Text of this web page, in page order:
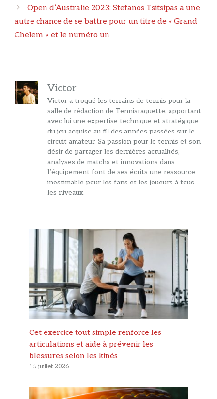
Open d’Australie 2023: Stefanos Tsitsipas a une
autre chance de se battre pour un titre de « Grand
Chelem » et le numéro un
Victor
Victor a troqué les terrains de tennis pour la
salle de rédaction de Tennisraquette, apportant
avec lui une expertise technique et stratégique
du jeu acquise au fil des années passées sur le
circuit amateur. Sa passion pour le tennis et son
désir de partager les dernières actualités,
analyses de matchs et innovations dans
l’équipement font de ses écrits une ressource
inestimable pour les fans et les joueurs à tous
les niveaux.
Cet exercice tout simple renforce les
articulations et aide à prévenir les
blessures selon les kinés
15 juillet 2026